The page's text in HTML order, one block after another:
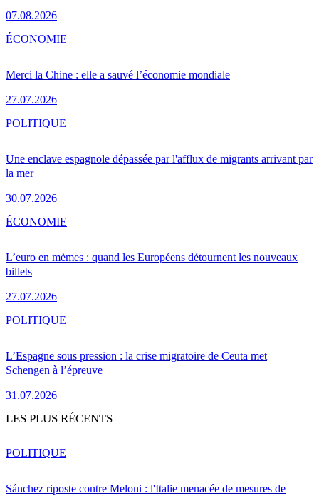
07.08.2026
Merci la Chine : elle a sauvé l’économie mondiale
27.07.2026
ÉCONOMIE
Une enclave espagnole dépassée par l'afflux de migrants arrivant par
la mer
30.07.2026
POLITIQUE
L’euro en mèmes : quand les Européens détournent les nouveaux
billets
27.07.2026
ÉCONOMIE
L’Espagne sous pression : la crise migratoire de Ceuta met
Schengen à l’épreuve
31.07.2026
POLITIQUE
LES PLUS RÉCENTS
Sánchez riposte contre Meloni : l'Italie menacée de mesures de
POLITIQUE